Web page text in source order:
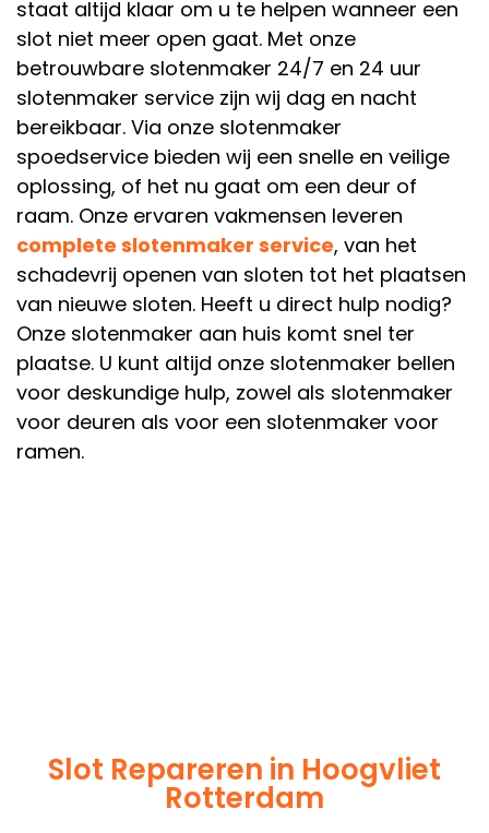
staat altijd klaar om u te helpen wanneer een
slot niet meer open gaat. Met onze
betrouwbare slotenmaker 24/7 en 24 uur
slotenmaker service zijn wij dag en nacht
bereikbaar. Via onze slotenmaker
spoedservice bieden wij een snelle en veilige
oplossing, of het nu gaat om een deur of
raam. Onze ervaren vakmensen leveren
complete slotenmaker service, van het
schadevrij openen van sloten tot het plaatsen
van nieuwe sloten. Heeft u direct hulp nodig?
Onze slotenmaker aan huis komt snel ter
plaatse. U kunt altijd onze slotenmaker bellen
voor deskundige hulp, zowel als slotenmaker
voor deuren als voor een slotenmaker voor
ramen.
Slot Repareren in Hoogvliet
Rotterdam